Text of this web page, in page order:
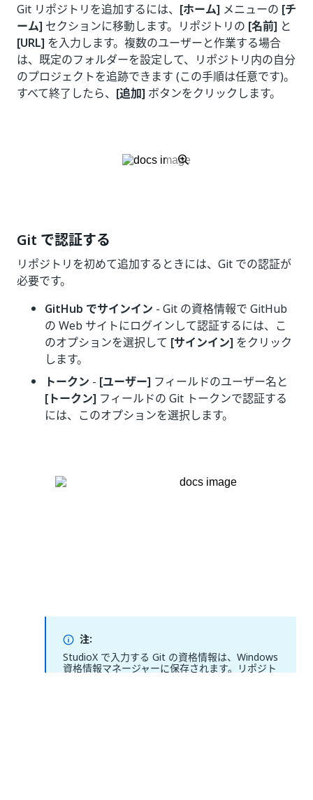
Git リポジトリを追加するには、 [ホーム] メニューの [チ
ーム] セクションに移動します。リポジトリの [名前] と
[URL] を入力します。複数のユーザーと作業する場合
は、既定のフォルダーを設定して、リポジトリ内の自分
のプロジェクトを追跡できます (この手順は任意です)。
すべて終了したら、 [追加] ボタンをクリックします。
Git で認証する
リポジトリを初めて追加するときには、Git での認証が
必要です。
GitHub でサインイン - Git の資格情報で GitHub
の Web サイトにログインして認証するには、こ
のオプションを選択して [サインイン] をクリック
します。
トークン - [ユーザー] フィールドのユーザー名と
[トークン] フィールドの Git トークンで認証する
には、このオプションを選択します。
注:
StudioX で入力する Git の資格情報は、Windows
資格情報マネージャーに保存されます。リポジト